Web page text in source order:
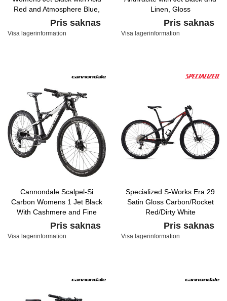
Red and Atmosphere Blue,
Gloss
Pris saknas
Visa lagerinformation
Linen, Gloss
Pris saknas
Visa lagerinformation
Cannondale Scalpel-Si
Carbon Womens 1 Jet Black
With Cashmere and Fine
Silver, Satin
Pris saknas
Visa lagerinformation
Specialized S-Works Era 29
Satin Gloss Carbon/Rocket
Red/Dirty White
Pris saknas
Visa lagerinformation